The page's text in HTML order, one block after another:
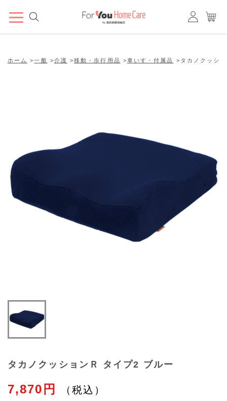
ホーム >一般 >介護 >移動・歩行用品 >車いす・付属品 > タカノクッシ
タカノクッションＲ タイプ2 ブルー
7,870円